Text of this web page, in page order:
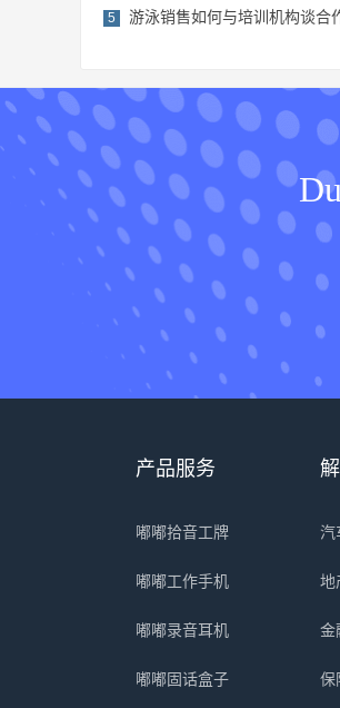
5 游泳销售如何与培训机构谈合
产品服务
嘟嘟拾音工牌
嘟嘟工作手机
嘟嘟录音耳机
嘟嘟固话盒子
汽
地
金
保